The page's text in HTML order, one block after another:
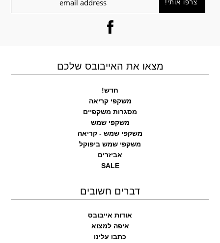
מצאו את האייבובס שלכם
חדש!
משקפי קריאה
מסגרות משקפיים
משקפי שמש
משקפי שמש - קריאה
משקפי שמש ביפוקל
אביזרים
SALE
דברים חשובים
אודות אייבובס
איפה למצוא
כתבו עלינו